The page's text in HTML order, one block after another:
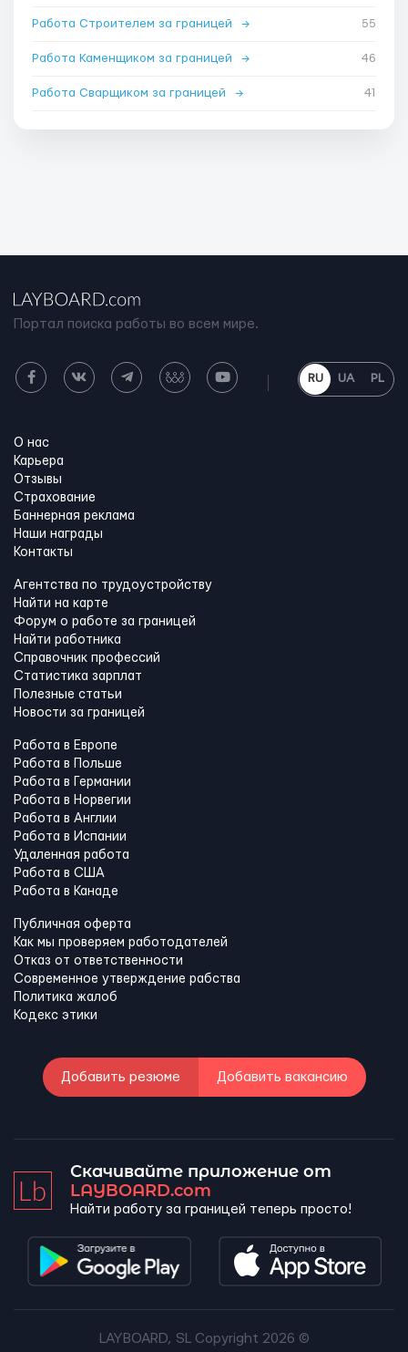
Работа Строителем за границей → 55
Работа Каменщиком за границей → 46
Работа Сварщиком за границей → 41
Портал поиска работы во всем мире.
RU UA PL
О нас
Карьера
Отзывы
Страхование
Баннерная реклама
Наши награды
Контакты
Агентства по трудоустройству
Найти на карте
Форум о работе за границей
Найти работника
Справочник профессий
Статистика зарплат
Полезные статьи
Новости за границей
Работа в Европе
Работа в Польше
Работа в Германии
Работа в Норвегии
Работа в Англии
Работа в Испании
Удаленная работа
Работа в США
Работа в Канадe
Публичная оферта
Как мы проверяем работодателей
Отказ от ответственности
Современное утверждение рабства
Политика жалоб
Кодекс этики
Добавить резюме Добавить вакансию
Скачивайте приложение от
LAYBOARD.com
Найти работу за границей теперь просто!
LAYBOARD, SL Copyright 2026 ©